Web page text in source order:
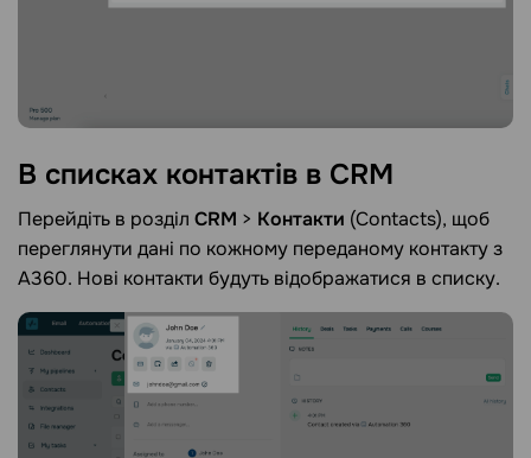
В списках контактів в CRM
Перейдіть в розділ CRM > Контакти (Contacts), щоб
переглянути дані по кожному переданому контакту з
A360. Нові контакти будуть відображатися в списку.